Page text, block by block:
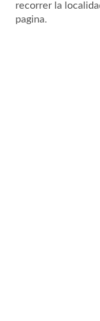
recorrer la
pagina.